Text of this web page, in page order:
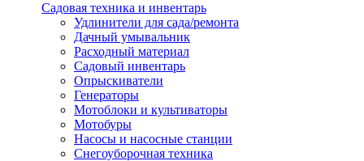
Садовая техника и инвентарь
Удлинители для сада/ремонта
Дачный умывальник
Расходный материал
Садовый инвентарь
Опрыскиватели
Генераторы
Мотоблоки и культиваторы
Мотобуры
Насосы и насосные станции
Снегоуборочная техника